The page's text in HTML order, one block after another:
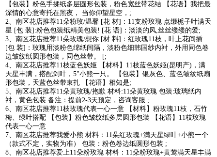
【包装】粉色手揉纸多层圆形包装，粉色宽丝带花结 【花语】我把最
深情的心意寄托在黑夜， 当你仰望星空，;
2、南区花店推荐11朵粉玫/温馨 [花 材]：11支粉玫瑰 点缀栀子叶满天
星 [包 装]:粉色包装纸精美包装! [花 语]：淡淡的风,丝丝缕缕的爱;
3、南区花店推荐11朵玫瑰/想你 [材 料]：红玫瑰11枝，叶上花间插
[包 装]：玫瑰用淡粉色绵纸间隔，淡粉色细韩国纱内衬，外用同色卷
边皱纹纸圆形包装，同色丝带。 [;
4、南区花店推荐11枝蓝色妖姬 【材料】11枝蓝色妖姬(昆明产)，满
天星丰满，搭配剑叶，5"小熊一只。 【包装】银灰色、蓝色皱纹纸扇
形包装，天蓝色丝带束扎 【花语】相知是;
5、南区花店推荐11朵黄玫瑰/抱歉 材料:11朵黄玫瑰 包装:玻璃纸内
衬，黄色包装 备注：提前2-3天预定，咨询客服 ;
6、南区花店推荐11枝玫瑰代表一心一意 【材料】粉玫瑰11枝，石竹
梅、绿叶搭配 【包装】粉色皱纹纸多层圆形包装 【花语】11枝玫瑰
代表一心一意
7、南区花店推荐我爱小熊 材料：11朵红玫瑰+满天星绿叶+小熊一个
（款式不定，实物为准） 包装：粉色卷边纸圆形包装 ;
8、南区花店推荐爱上11朵粉玫瑰 材料：11朵粉玫瑰+黄莺满天星丰满